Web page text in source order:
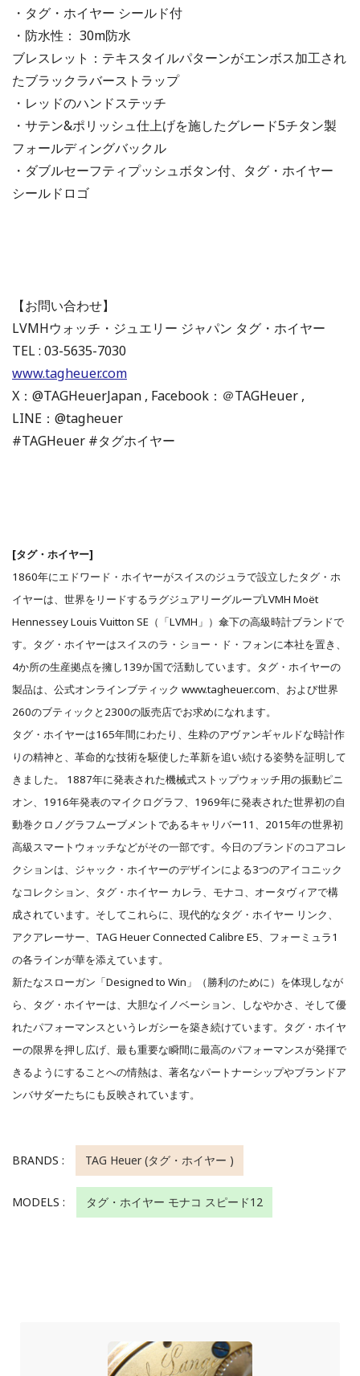
・タグ・ホイヤー シールド付
・防水性： 30m防水
ブレスレット：テキスタイルパターンがエンボス加工され
たブラックラバーストラップ
・レッドのハンドステッチ
・サテン&ポリッシュ仕上げを施したグレード5チタン製
フォールディングバックル
・ダブルセーフティプッシュボタン付、タグ・ホイヤー
シールドロゴ
【お問い合わせ】
LVMHウォッチ・ジュエリー ジャパン タグ・ホイヤー
TEL : 03-5635-7030
www.tagheuer.com
X：@TAGHeuerJapan ‏, Facebook：＠TAGHeuer ,
LINE：@tagheuer
#TAGHeuer #タグホイヤー
[タグ・ホイヤー]
1860年にエドワード・ホイヤーがスイスのジュラで設立したタグ・ホ
イヤーは、世界をリードするラグジュアリーグループLVMH Moët
Hennessey Louis Vuitton SE（「LVMH」）傘下の高級時計ブランドで
す。タグ・ホイヤーはスイスのラ・ショー・ド・フォンに本社を置き、
4か所の生産拠点を擁し139か国で活動しています。タグ・ホイヤーの
製品は、公式オンラインブティック www.tagheuer.com、および世界
260のブティックと2300の販売店でお求めになれます。
タグ・ホイヤーは165年間にわたり、生粋のアヴァンギャルドな時計作
りの精神と、革命的な技術を駆使した革新を追い続ける姿勢を証明して
きました。 1887年に発表された機械式ストップウォッチ用の振動ピニ
オン、1916年発表のマイクログラフ、1969年に発表された世界初の自
動巻クロノグラフムーブメントであるキャリバー11、2015年の世界初
高級スマートウォッチなどがその一部です。今日のブランドのコアコレ
クションは、ジャック・ホイヤーのデザインによる3つのアイコニック
なコレクション、タグ・ホイヤー カレラ、モナコ、オータヴィアで構
成されています。そしてこれらに、現代的なタグ・ホイヤー リンク、
アクアレーサー、TAG Heuer Connected Calibre E5、フォーミュラ1
の各ラインが華を添えています。
新たなスローガン「Designed to Win」（勝利のために）を体現しなが
ら、タグ・ホイヤーは、大胆なイノベーション、しなやかさ、そして優
れたパフォーマンスというレガシーを築き続けています。タグ・ホイヤ
ーの限界を押し広げ、最も重要な瞬間に最高のパフォーマンスが発揮で
きるようにすることへの情熱は、著名なパートナーシップやブランドア
ンバサダーたちにも反映されています。
BRANDS : TAG Heuer (タグ・ホイヤー )
MODELS : タグ・ホイヤー モナコ スピード12